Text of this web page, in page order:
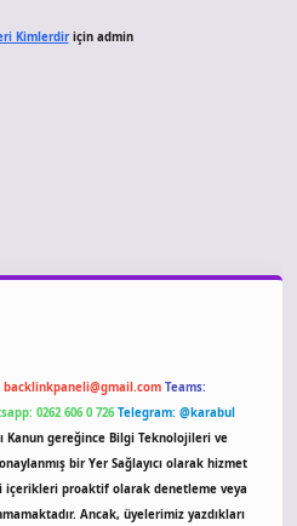
Kimlerdiriçin admin
backlinkpaneli@gmail.com Teams:
0262 606 0 726 Telegram: @karabul
Kanun gereğince Bilgi Teknolojileri ve
bir Yer Sağlayıcı olarak hizmet
içerikleri proaktif olarak denetleme veya
Ancak, üyelerimiz yazdıkları